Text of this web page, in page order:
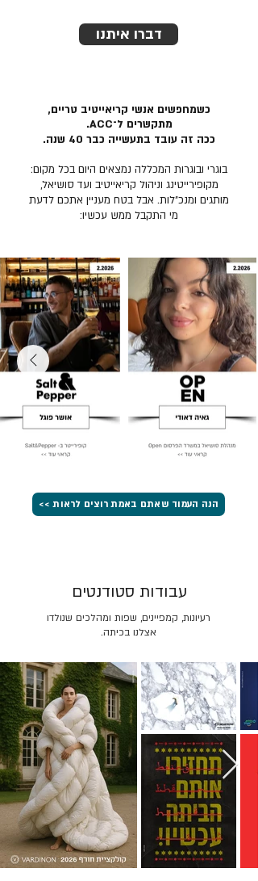
דברו איתנו
כשמחפשים אנשי קריאייטיב טריים,
מתקשרים ל־ACC.
ככה זה עובד בתעשייה כבר 40 שנה.
בוגרי ובוגרות המכללה נמצאים היום בכל מקום:
מקופירייטינג וניהול קריאייטיב ועד סושיאל,
מותגים ומנכ״לות. אבל בטח מעניין אתכם לדעת
מי התקבל ממש עכשיו:
הנה העמוד שאתם באמת רוצים לראות >>
רעיונות, קמפיינים, שפות ומהלכים שנולדו
אצלנו בכיתה.
עבודות סטודנטים